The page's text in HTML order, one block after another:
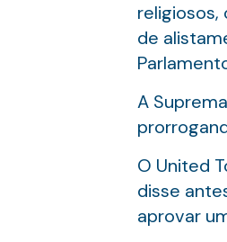
religiosos,
de
A
O United
disse
aprovar